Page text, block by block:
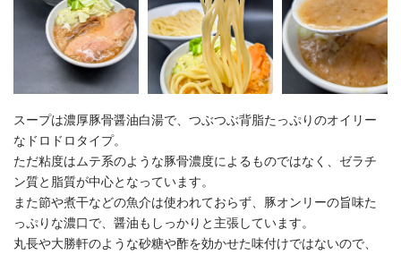
スープは濃厚豚骨醤油白湯で、つぶつぶ背脂たっぷりのオイリー
なドロドロタイプ。
ただ粘度はムテ系のような豚骨濃度によるものではなく、ゼラチ
ン質と脂質が中心となっています。
また節や煮干などの魚介は使われておらず、豚オンリーの旨味た
っぷりな濃口で、醤油もしっかりと主張しています。
丸長や大勝軒のような砂糖や酢を効かせた味付けではないので、